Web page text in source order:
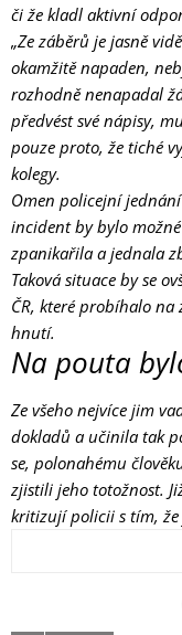
či že kladl aktivní
„Ze záběrů je jasně
okamžitě napaden,
rozhodně nenapadal
předvést své nápisy,
pouze proto, že tiché
kolegy.
Omen policejní
incident by bylo
zpanikařila a jednala
Taková situace by se
ČR, které probíhalo
hnutí.
Na pouta
Ze všeho nejvíce jim
dokladů a učinila tak
se, polonahému
zjistili jeho totožnost.
kritizují policii s tím,